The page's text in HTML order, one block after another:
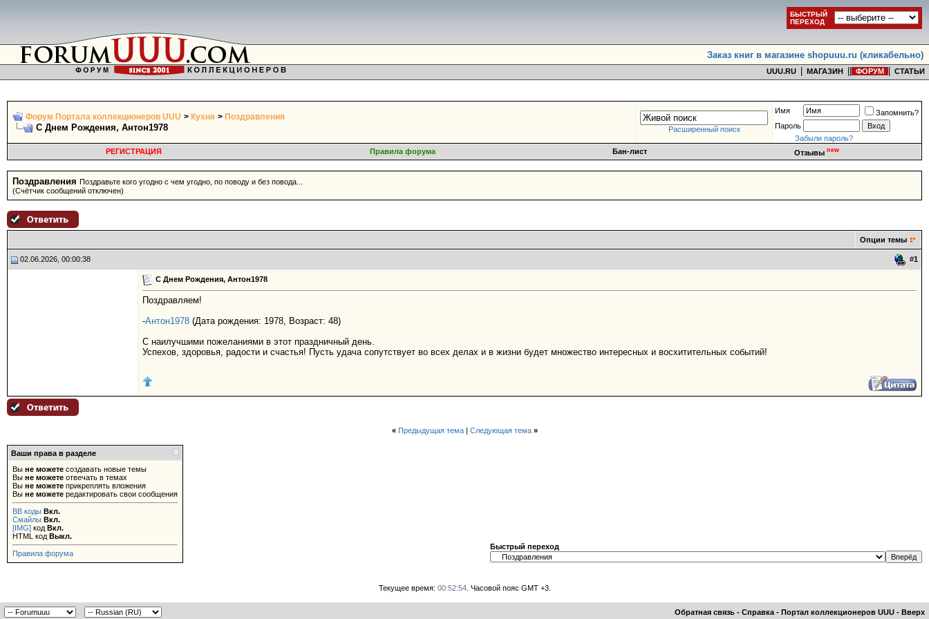
БЫСТРЫЙ
ПЕРЕХОД
Заказ книг в магазине shopuuu.ru (кликабельно)
UUU.RU МАГАЗИН ФОРУМ СТАТЬИ
Форум Портала коллекционеров UUU > Кухня > Поздравления
С Днем Рождения, Антон1978 Расширенный поиск
Имя
Запомнить?
Пароль
Забыли пароль?
РЕГИСТРАЦИЯ
Правила форума Бан-лист Отзывы new
Поздравления Поздравьте кого угодно с чем угодно, по поводу и без повода...
(Счётчик сообщений отключен)
Опции темы
02.06.2026, 00:00:38 #1
С Днем Рождения, Антон1978
Поздравляем!
-Антон1978 (Дата рождения: 1978, Возраст: 48)
С наилучшими пожеланиями в этот праздничный день.
Успехов, здоровья, радости и счастья! Пусть удача сопутствует во всех делах и в жизни будет множество интересных и восхитительных событий!
« Предыдущая тема| Следующая тема »
Ваши права в разделе
Вы не можете создавать новые темы
Вы не можете отвечать в темах
Вы не можете прикреплять вложения
Вы не можете редактировать свои сообщения
BB коды Вкл.
Смайлы Вкл.
[IMG] код Вкл.
HTML код Выкл.
Правила форума
Быстрый переход
Текущее время: 00:52:54. Часовой пояс GMT +3.
Обратная связь - Справка - Портал коллекционеров UUU - Вверх